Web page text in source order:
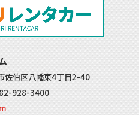
佐伯区八幡東4丁目2-40
928-3400